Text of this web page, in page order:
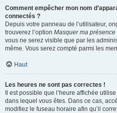
Comment empêcher mon nom
connectés ?
Depuis votre panneau de l’utilisateur,
trouverez l’option Masquer ma
vous ne serez visible que par les
même. Vous serez compté parmi les
Haut
Les heures ne sont pas correctes !
Il est possible que l’heure affichée
dans lequel vous êtes. Dans ce cas,
modifiez le fuseau horaire afin qu’il